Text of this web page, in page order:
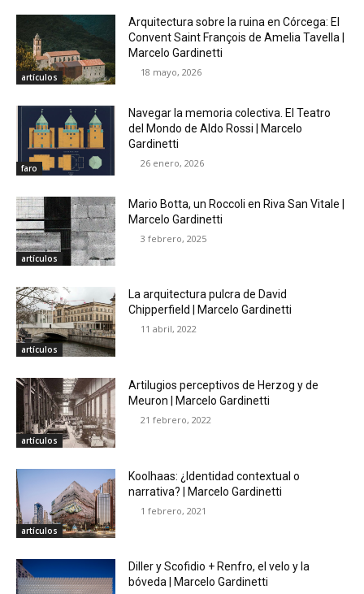
artículos
Arquitectura sobre la ruina en Córcega: El
Convent Saint François de Amelia Tavella |
Marcelo Gardinetti
18 mayo, 2026
faro
Navegar la memoria colectiva. El Teatro
del Mondo de Aldo Rossi | Marcelo
Gardinetti
26 enero, 2026
artículos
Mario Botta, un Roccoli en Riva San Vitale |
Marcelo Gardinetti
3 febrero, 2025
artículos
La arquitectura pulcra de David
Chipperfield | Marcelo Gardinetti
11 abril, 2022
artículos
Artilugios perceptivos de Herzog y de
Meuron | Marcelo Gardinetti
21 febrero, 2022
artículos
Koolhaas: ¿Identidad contextual o
narrativa? | Marcelo Gardinetti
1 febrero, 2021
Diller y Scofidio + Renfro, el velo y la
bóveda | Marcelo Gardinetti